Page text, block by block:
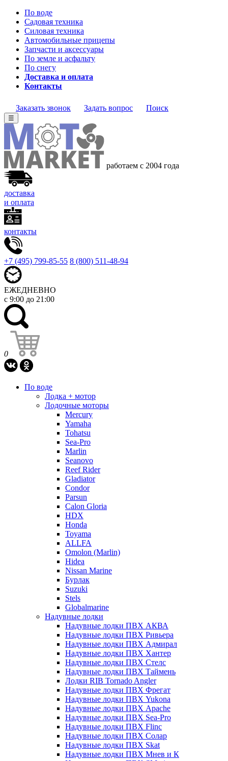
По воде
Садовая техника
Силовая техника
Автомобильные прицепы
Запчасти и аксессуары
По земле и асфальту
По снегу
Доставка и оплата
Контакты
Заказать звонок Задать вопрос Поиск
☰
работаем с 2004 года
доставка
и оплата
контакты
+7 (495) 799-85-55 8 (800) 511-48-94
ЕЖЕДНЕВНО
с 9:00 до 21:00
0
По воде
Лодка + мотор
Лодочные моторы
Mercury
Yamaha
Tohatsu
Sea-Pro
Marlin
Seanovo
Reef Rider
Gladiator
Condor
Parsun
Calon Gloria
HDX
Honda
Toyama
ALLFA
Omolon (Marlin)
Hidea
Nissan Marine
Бурлак
Suzuki
Stels
Globalmarine
Надувные лодки
Надувные лодки ПВХ АКВА
Надувные лодки ПВХ Ривьера
Надувные лодки ПВХ Адмирал
Надувные лодки ПВХ Хантер
Надувные лодки ПВХ Стелс
Надувные лодки ПВХ Таймень
Лодки RIB Tornado Angler
Надувные лодки ПВХ Фрегат
Надувные лодки ПВХ Yukona
Надувные лодки ПВХ Apache
Надувные лодки ПВХ Sea-Pro
Надувные лодки ПВХ Flinc
Надувные лодки ПВХ Солар
Надувные лодки ПВХ Skat
Надувные лодки ПВХ Мнев и К